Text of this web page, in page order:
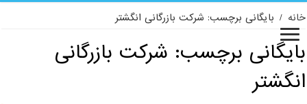
خانه / بایگانی برچسب: شرکت بازرگانی انگشتر
بایگانی برچسب: شرکت بازرگانی
انگشتر